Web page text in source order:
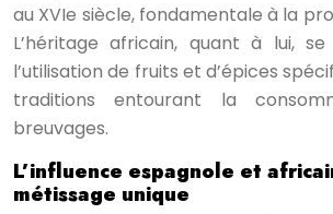
au XVIe siècle, fondamentale à la
L’héritage africain, quant à lui,
l’utilisation de fruits et d’épices
traditions entourant la
breuvages.
L’influence espagnole et
métissage unique